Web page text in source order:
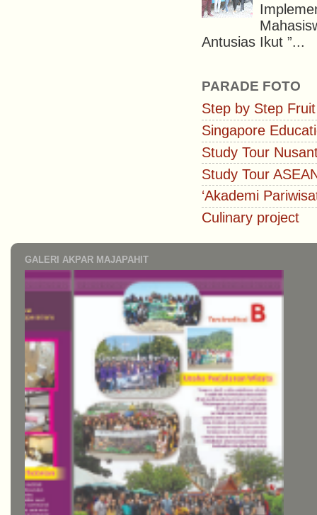
Antusias Ikut ”...
PARADE FOTO
Step by Step
Singapore
Study Tour
Study Tour
‘Akademi
Culinary project
GALERI AKPAR MAJAPAHIT